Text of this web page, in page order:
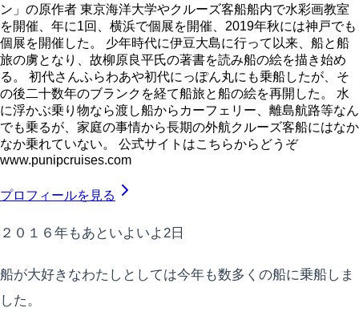
ン」の原作者 東京海洋大学やクルーズ客船船内で水彩画教室
を開催、年に1回、横浜で個展を開催、2019年秋には神戸でも
個展を開催した。 少年時代に伊豆大島に行って以来、船と船
旅の虜となり、故柳原良平氏の著書を読み船の絵を描き始め
る。 初代さんふらわあや初代にっぽん丸にも乗船したが、そ
の後二十数年のブランクを経て船旅と船の絵を再開した。 水
に浮かぶ乗り物なら渡し船からカーフェリー、離島航路等なん
でも乗るが、家庭の事情から長期の外航クルーズ客船にはなか
なか乗れていない。 公式サイトはこちらからどうぞ
www.punipcruises.com
プロフィールを見る
２０１６年もあといよいよ2日
船が大好きなわたしとしては今年も数多くの船に乗船しま
した。